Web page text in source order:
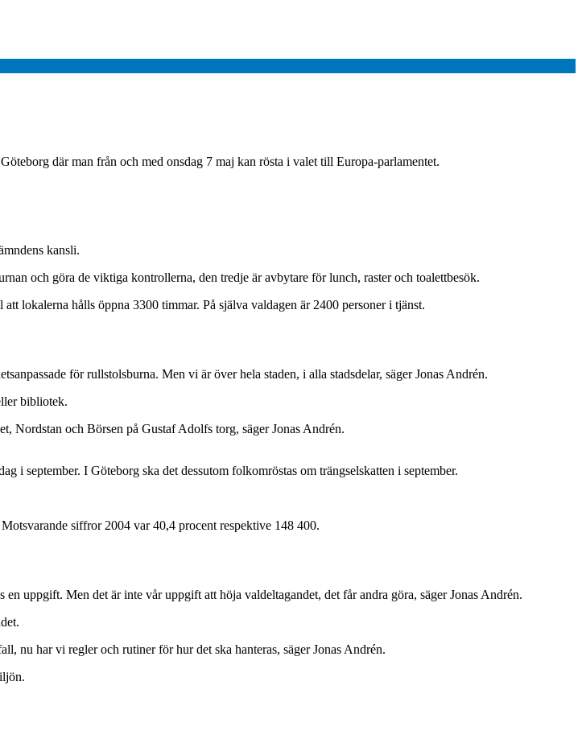
där man från och med onsdag 7 maj kan rösta i valet till Europa-parlamentet.
kansli.
och göra de viktiga kontrollerna, den tredje är avbytare för lunch, raster och toalettbesök.
lokalerna hålls öppna 3300 timmar. På själva valdagen är 2400 personer i tjänst.
för rullstolsburna. Men vi är över hela staden, i alla stadsdelar, säger Jonas Andrén.
bibliotek.
Nordstan och Börsen på Gustaf Adolfs torg, säger Jonas Andrén.
i september. I Göteborg ska det dessutom folkomröstas om trängselskatten i september.
siffror 2004 var 40,4 procent respektive 148 400.
uppgift. Men det är inte vår uppgift att höja valdeltagandet, det får andra göra, säger Jonas Andrén.
nu har vi regler och rutiner för hur det ska hanteras, säger Jonas Andrén.